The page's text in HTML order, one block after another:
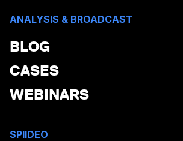
ANALYSIS & BROADCAST
BLOG
CASES
WEBINARS
SPIIDEO